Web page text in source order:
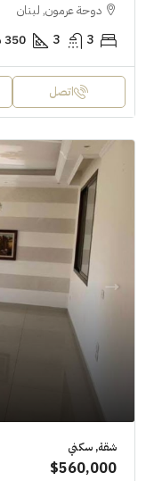
دوحة عرمون, لبنان
3
3 350 متر
اتصل
شقة, سكني
$560,000